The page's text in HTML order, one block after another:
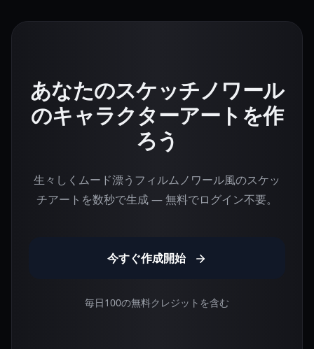
あなたのスケッチノワール
のキャラクターアートを作
ろう
生々しくムード漂うフィルムノワール風のスケッ
チアートを数秒で生成 — 無料でログイン不要。
今すぐ作成開始
毎日100の無料クレジットを含む